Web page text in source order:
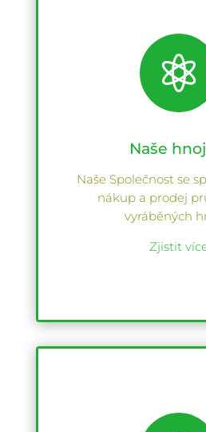

Naše
Naše Společnost se
nákup a prodej
vyráběných
Zjistit